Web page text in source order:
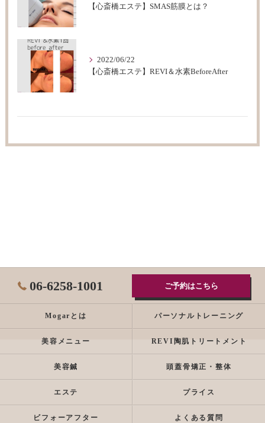
【心斎橋エステ】SMAS筋膜とは？
2022/06/22
【心斎橋エステ】REVI＆水素BeforeAfter
06-6258-1001 ご予約はこちら
Mogarとは パーソナルトレーニング
美容メニュー REVI陶肌トリートメント
美容鍼 頭蓋骨矯正・整体
エステ プライス
ビフォーアフター よくある質問